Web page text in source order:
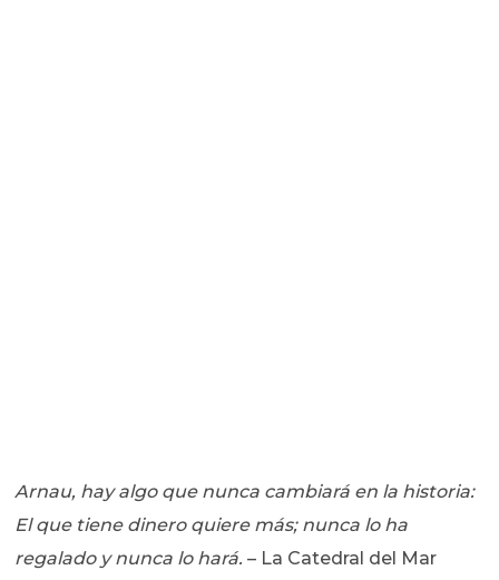
Arnau, hay algo que nunca cambiará en la historia:
El que tiene dinero quiere más; nunca lo ha
regalado y nunca lo hará. – La Catedral del Mar